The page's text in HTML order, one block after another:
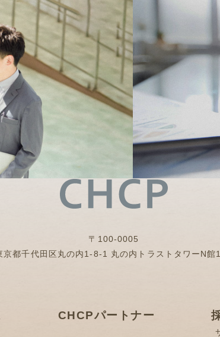
〒100-0005
京都千代田区丸の内1-8-1 丸の内トラストタワーN館
CHCPパートナー